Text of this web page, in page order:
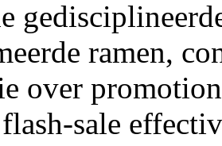
ramen,
over
sale